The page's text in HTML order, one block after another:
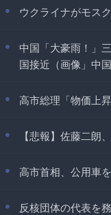
ウクライナがモス
中国「大豪雨！」
国接近（画像」中
高市総理「物価上
【悲報】佐藤二朗
高市首相、公用車
反核団体の代表を